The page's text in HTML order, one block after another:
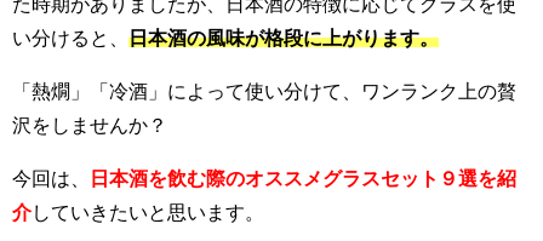
い分けると、 日本酒の風味が格段に上がります。
「熱燗」「冷酒」によって使い分けて、ワンランク上の贅
沢をしませんか？
今回は、
日本酒を飲む際のオススメグラスセット９選を紹
介していきたいと思います。